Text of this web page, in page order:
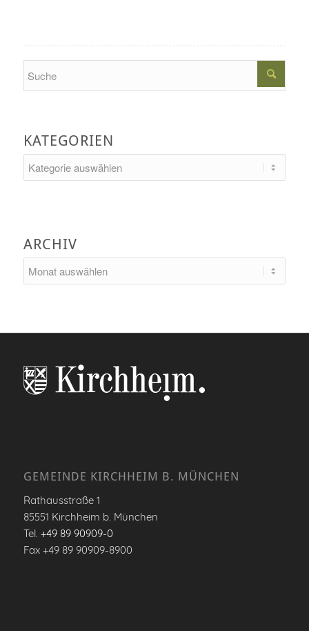
KATEGORIEN
ARCHIV
GEMEINDE KIRCHHEIM B. MÜNCHEN
Rathausstraße 1
85551 Kirchheim b. München
Tel. +49 89 90909-0
Fax +49 89 90909-8900